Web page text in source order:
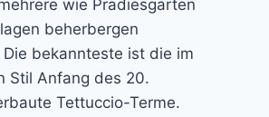
wie Pradiesgärten
beherbergen
bekannteste ist die im
Stil Anfang des 20.
Tettuccio-Terme.